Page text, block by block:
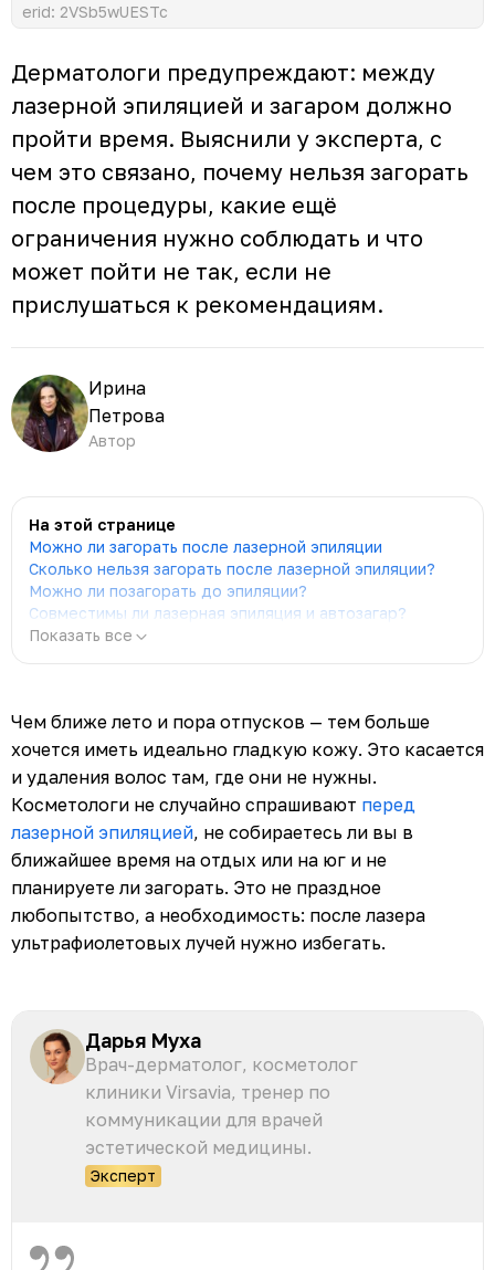
erid: 2VSb5wUESTc
Дерматологи предупреждают: между
лазерной эпиляцией и загаром должно
пройти время. Выяснили у эксперта, с
чем это связано, почему нельзя загорать
после процедуры, какие ещё
ограничения нужно соблюдать и что
может пойти не так, если не
прислушаться к рекомендациям.
Ирина
Петрова
Автор
На этой странице
Можно ли загорать после лазерной эпиляции
Сколько нельзя загорать после лазерной эпиляции?
Можно ли позагорать до эпиляции?
Совместимы ли лазерная эпиляция и автозагар?
Показать все
Чем ближе лето и пора отпусков — тем больше
хочется иметь идеально гладкую кожу. Это касается
и удаления волос там, где они не нужны.
Косметологи не случайно спрашивают перед
лазерной эпиляцией, не собираетесь ли вы в
ближайшее время на отдых или на юг и не
планируете ли загорать. Это не праздное
любопытство, а необходимость: после лазера
ультрафиолетовых лучей нужно избегать.
Дарья Муха
Врач-дерматолог, косметолог
клиники Virsavia, тренер по
коммуникации для врачей
эстетической медицины.
Эксперт